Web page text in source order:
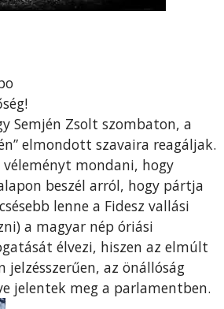
Semjén Zsolt szombaton, a
elmondott sza­vaira reagáljak.
mondani, hogy
beszél arról, hogy párt­ja
lenne a Fidesz vallási
a magyar nép óriási
élvezi, hiszen az elmúlt
jelzésszerűen, az önál­lóság
jelentek meg a parlamentben.